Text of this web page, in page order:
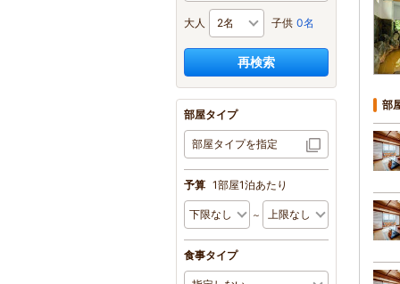
大人 子供 0名
再検索
部屋タイプ
部屋タイプを指定
予算 1部屋1泊あたり
～
食事タイプ
部